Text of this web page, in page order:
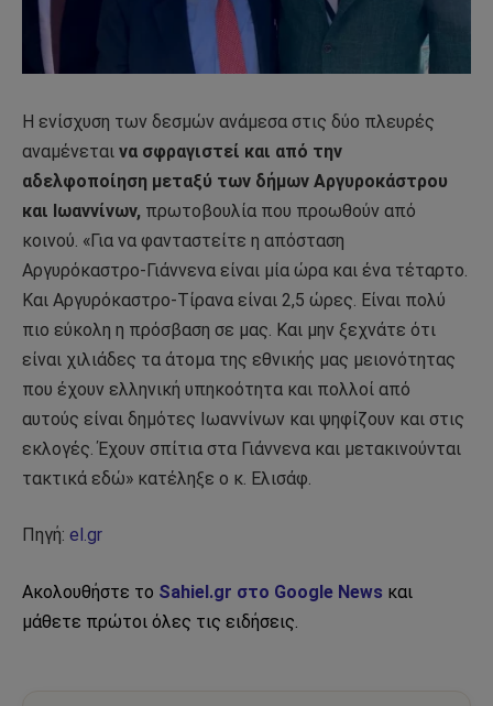
Η ενίσχυση των δεσμών ανάμεσα στις δύο πλευρές
αναμένεται να σφραγιστεί και από την
αδελφοποίηση μεταξύ των δήμων Αργυροκάστρου
και Ιωαννίνων, πρωτοβουλία που προωθούν από
κοινού. «Για να φανταστείτε η απόσταση
Αργυρόκαστρο-Γιάννενα είναι μία ώρα και ένα τέταρτο.
Και Αργυρόκαστρο-Τίρανα είναι 2,5 ώρες. Είναι πολύ
πιο εύκολη η πρόσβαση σε μας. Και μην ξεχνάτε ότι
είναι χιλιάδες τα άτομα της εθνικής μας μειονότητας
που έχουν ελληνική υπηκοότητα και πολλοί από
αυτούς είναι δημότες Ιωαννίνων και ψηφίζουν και στις
εκλογές. Έχουν σπίτια στα Γιάννενα και μετακινούνται
τακτικά εδώ» κατέληξε ο κ. Ελισάφ.
Πηγή: el.gr
Ακολουθήστε το Sahiel.gr στο Google News και
μάθετε πρώτοι όλες τις ειδήσεις.